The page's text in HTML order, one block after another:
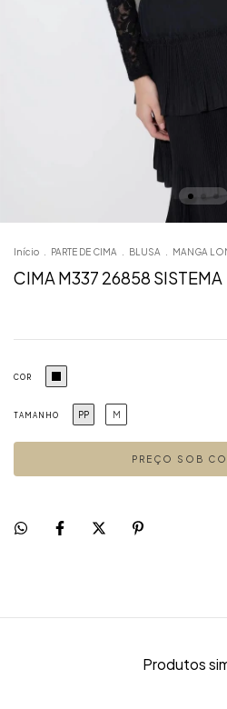
Início PARTE DE CIMA BLUSA MANGA
CIMA M337 26858 SISTEMA
COR
TAMANHO PP M
Produtos